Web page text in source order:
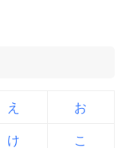
え お
け こ